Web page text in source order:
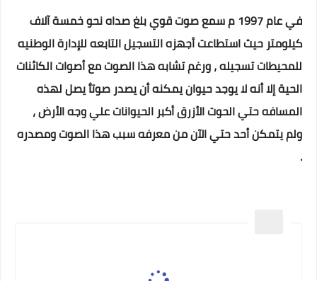
في عام 1997 م سمع صوت قوي بلغ صداه نحو خمسة آلاف
كيلومتر حيث استطاعت أجهزه التسجيل التابعه للإدارة الوطنيه
للمحيطات تسجيله ، ورغم تشابه هذا الصوت مع أصوات الكائنات
الحية إلا أنه لا يوجد حيوان يمكنه أن يصدر صوتٱ يصل لهذه
المسافه حتي الحوت الأزرق أكبر الحيوانات علي وجه الأرض ،
ولم يتمكن أحد حتي الآن من معرفه سبب هذا الصوت ومصدره
.